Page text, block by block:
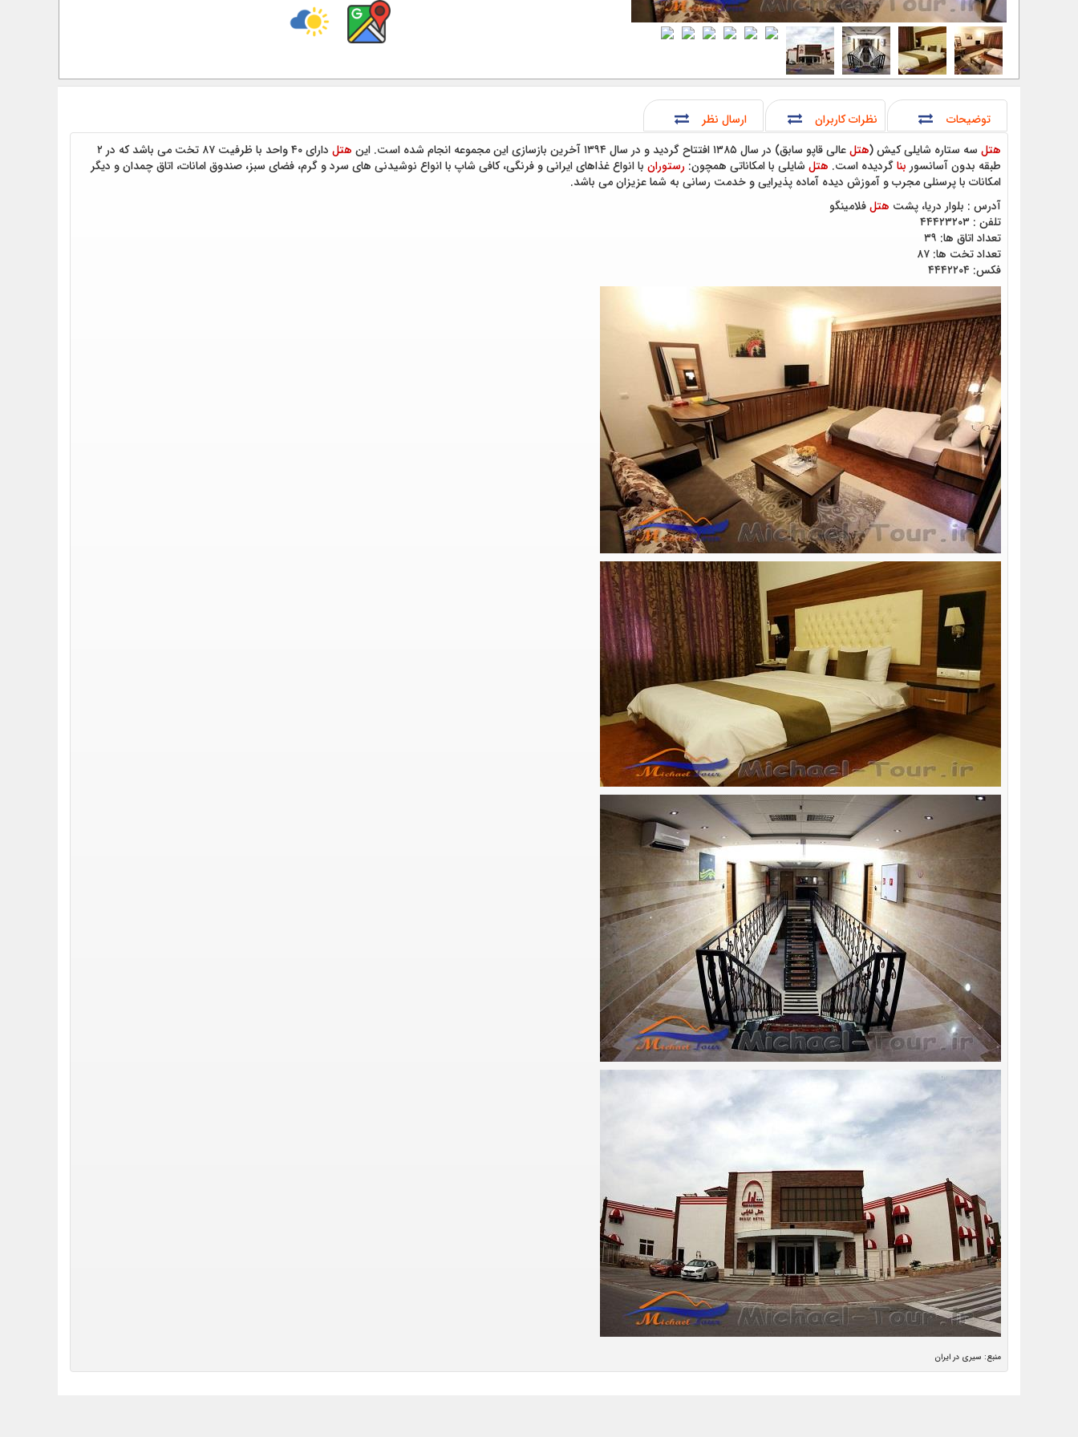
توضیحات نظرات کاربران
ارسال نظر
هتل سه ستاره شایلی کیش (هتلعالی قاپو سابق) در سال ۱۳۸۵ افتتاح گردید و در سال ۱۳۹۴ آخرین بازسازی این مجموعه انجام شده است. این هتل
دارای ۴۰ واحد با ظرفیت ۸۷ تخت می باشد که در ۲
طبقه بدون آسانسور بناگردیده است. هتل شایلی با امکاناتی همچون: رستوران با انواع غذاهای ایرانی و فرنگی، کافی شاپ با انواع نوشیدنی های سرد و گرم، فضای سبز، صندوق امانات، اتاق چمدان و دیگر
امکانات با پرسنلی مجرب و آموزش دیده آماده پذیرایی و خدمت رسانی به شما عزیزان می باشد.
آدرس : بلوار دریا، پشت هتلفلامینگو
تلفن : ۴۴۴۲۳۲۰۳
تعداد اتاق ها: ۳۹
تعداد تخت ها: ۸۷
فکس: ۴۴۴۲۲۰۴
منبع: سیری در ایران